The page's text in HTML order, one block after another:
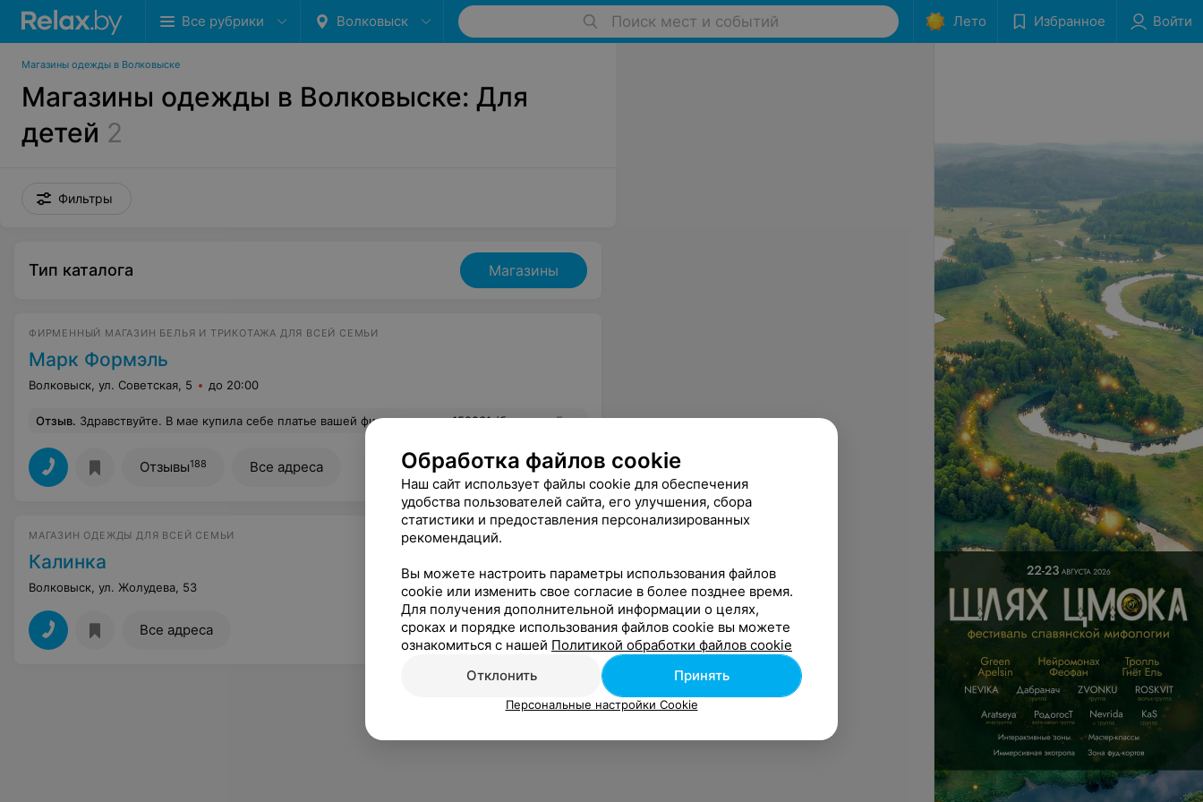
Все рубрики Волковыск Поиск мест и событий Лето Избранное Войти
Магазины одежды в Волковыске
Магазины одежды в Волковыске: Для
детей 2
Фильтры
Тип каталога Магазины
ФИРМЕННЫЙ МАГАЗИН БЕЛЬЯ И ТРИКОТАЖА ДЛЯ ВСЕЙ СЕМЬИ
Марк Формэль
Волковыск, ул. Советская, 5 до 20:00
Отзыв. Здравствуйте. В мае купила себе платье вашей фирмы модель 152231 (белые цветы на черном), и очень расстроилась. Я его одела несколько раз и оно под мышками поплыло. Попробовала постирать и стало только хуже. Не знаю что теперь делать т.к. чек не сохранила, да и фасон очень нравится,редко могу найти что-то подходящее. Может у Вас есть такой же фасон, но из нормальной ткани и можно будет платье обменять? Заранее спасибо за ответ. Еще
Отзывы188 Все адреса
МАГАЗИН ОДЕЖДЫ ДЛЯ ВСЕЙ СЕМЬИ
Калинка
Волковыск, ул. Жолудева, 53
Все адреса
Обработка файлов cookie
Наш сайт использует файлы cookie для обеспечения
удобства пользователей сайта, его улучшения, сбора
статистики и предоставления персонализированных
рекомендаций.
Вы можете настроить параметры использования файлов
cookie или изменить свое согласие в более позднее время.
Для получения дополнительной информации о целях,
сроках и порядке использования файлов cookie вы можете
ознакомиться с нашей Политикой обработки файлов cookie
Отклонить
Принять
Персональные настройки Cookie